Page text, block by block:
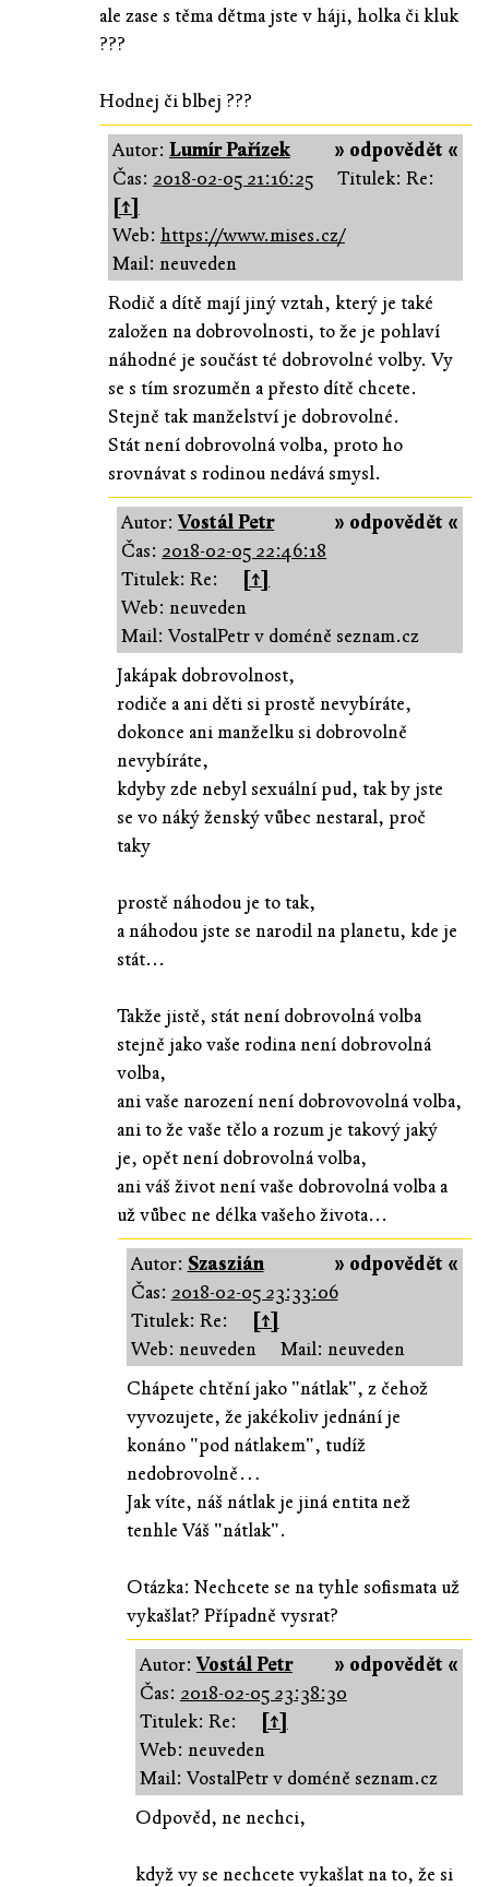
ale zase s těma dětma jste v háji, holka či kluk
???
Hodnej či blbej ???
» odpovědět «
Autor: Lumír Pařízek
Čas: 2018-02-05 21:16:25
Titulek: Re:
[↑]
Web: https://www.mises.cz/
Mail: neuveden
Rodič a dítě mají jiný vztah, který je také
založen na dobrovolnosti, to že je pohlaví
náhodné je součást té dobrovolné volby. Vy
se s tím srozuměn a přesto dítě chcete.
Stejně tak manželství je dobrovolné.
Stát není dobrovolná volba, proto ho
srovnávat s rodinou nedává smysl.
» odpovědět «
Autor:Vostál Petr
Čas: 2018-02-05 22:46:18
Titulek: Re:
[↑]
Web: neuveden
Mail: VostalPetr v doméně seznam.cz
Jakápak dobrovolnost,
rodiče a ani děti si prostě nevybíráte,
dokonce ani manželku si dobrovolně
nevybíráte,
kdyby zde nebyl sexuální pud, tak by jste
se vo náký ženský vůbec nestaral, proč
taky
prostě náhodou je to tak,
a náhodou jste se narodil na planetu, kde je
stát...
Takže jistě, stát není dobrovolná volba
stejně jako vaše rodina není dobrovolná
volba,
ani vaše narození není dobrovovolná volba,
ani to že vaše tělo a rozum je takový jaký
je, opět není dobrovolná volba,
ani váš život není vaše dobrovolná volba a
už vůbec ne délka vašeho života...
» odpovědět «
Autor: Szaszián
Čas: 2018-02-05 23:33:06
Titulek: Re:
[↑]
Web: neuveden
Mail: neuveden
Chápete chtění jako "nátlak", z čehož
vyvozujete, že jakékoliv jednání je
konáno "pod nátlakem", tudíž
nedobrovolně…
Jak víte, náš nátlak je jiná entita než
tenhle Váš "nátlak".
Otázka: Nechcete se na tyhle sofismata už
vykašlat? Případně vysrat?
» odpovědět «
Autor:Vostál Petr
Čas: 2018-02-05 23:38:30
Titulek: Re:
[↑]
Web: neuveden
Mail: VostalPetr v doméně seznam.cz
Odpověd, ne nechci,
když vy se nechcete vykašlat na to, že si